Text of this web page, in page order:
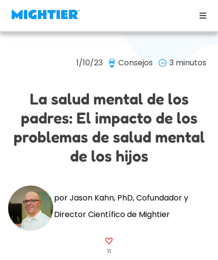
1/10/23 Consejos 3 minutos
La salud mental de los
padres: El impacto de los
problemas de salud mental
de los hijos
por Jason Kahn, PhD, Cofundador y
Director Científico de Mightier
11